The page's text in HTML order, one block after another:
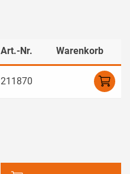
Art.-Nr. Warenkorb
211870